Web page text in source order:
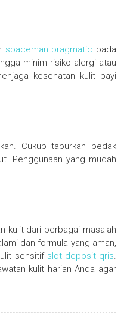
spaceman pragmatic pada
minim risiko alergi atau
kesehatan kulit bayi
Cukup taburkan bedak
Penggunaan yang mudah
kulit dari berbagai masalah
dan formula yang aman,
sensitif slot deposit qris.
kulit harian Anda agar